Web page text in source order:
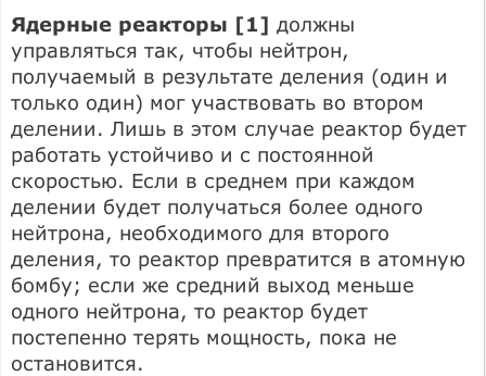
Ядерные реакторы [1] должны
управляться так, чтобы нейтрон,
получаемый в результате деления (один и
только один) мог участвовать во втором
делении. Лишь в этом случае реактор будет
работать устойчиво и с постоянной
скоростью. Если в среднем при каждом
делении будет получаться более одного
нейтрона, необходимого для второго
деления, то реактор превратится в атомную
бомбу; если же средний выход меньше
одного нейтрона, то реактор будет
постепенно терять мощность, пока не
остановится.